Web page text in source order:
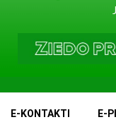
E-KONTAKTI E-